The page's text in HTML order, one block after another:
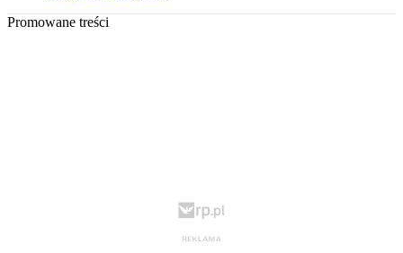
Promowane treści